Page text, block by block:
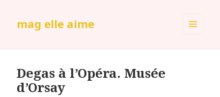
mag elle aime
Degas à l’Opéra. Musée
d’Orsay